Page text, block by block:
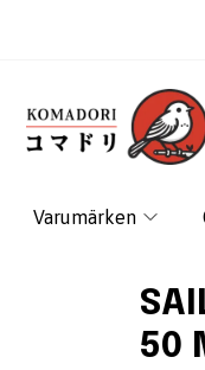
Varumärken
50